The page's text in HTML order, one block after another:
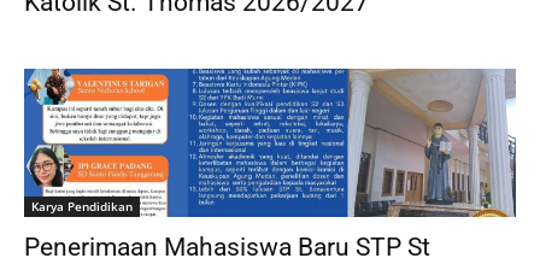
Karya Pendidikan
Penerimaan Mahasiswa Baru STP St